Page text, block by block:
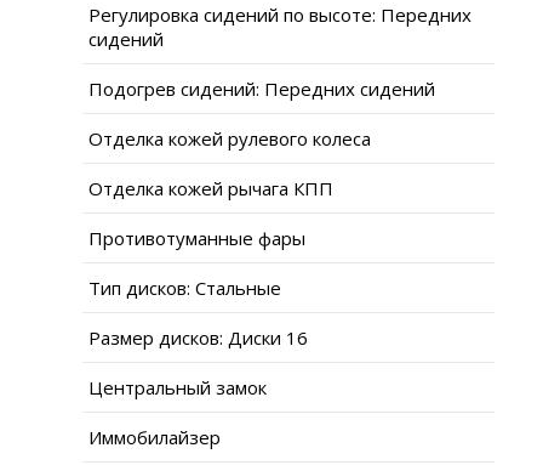
Регулировка сидений по высоте: Передних
сидений
Подогрев сидений: Передних сидений
Отделка кожей рулевого колеса
Отделка кожей рычага КПП
Противотуманные фары
Тип дисков: Стальные
Размер дисков: Диски 16
Центральный замок
Иммобилайзер